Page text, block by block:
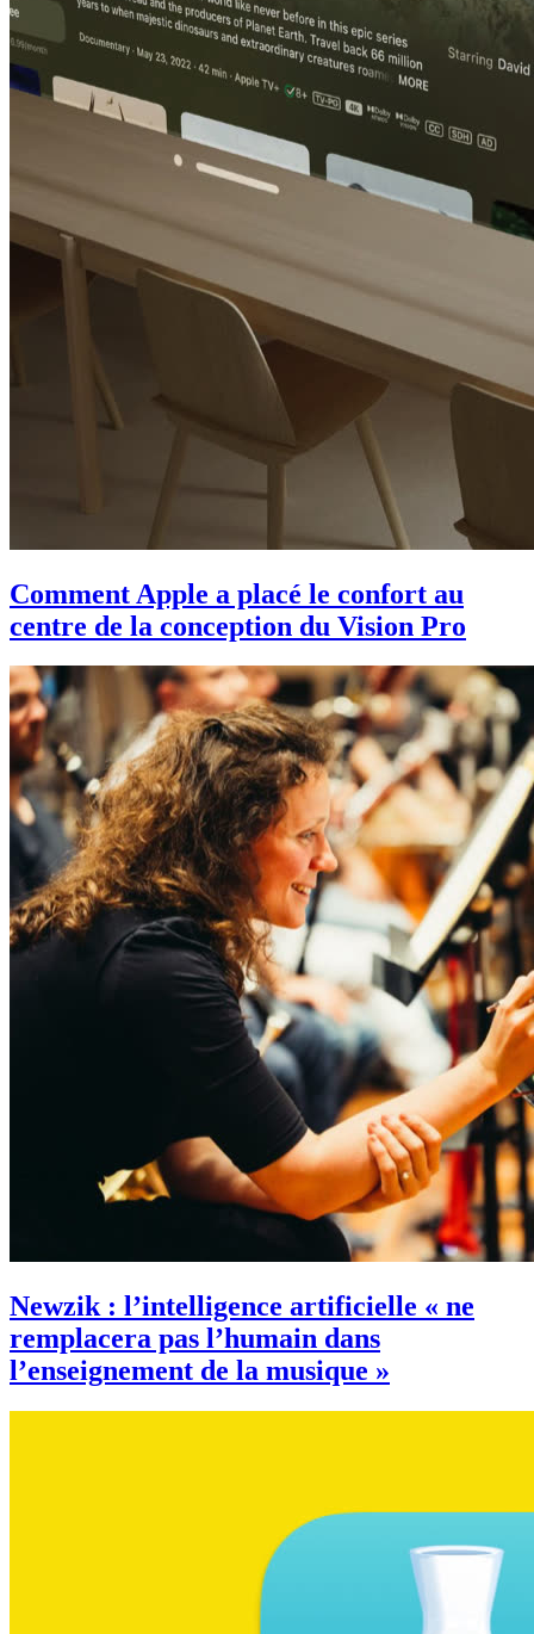
Comment Apple a placé le confort au
centre de la conception du Vision Pro
Newzik : l’intelligence artificielle « ne
remplacera pas l’humain dans
l’enseignement de la musique »